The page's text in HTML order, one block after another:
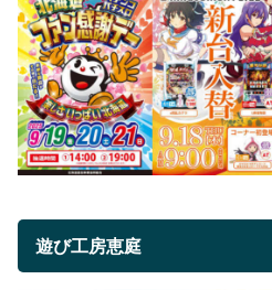
遊び工房恵庭